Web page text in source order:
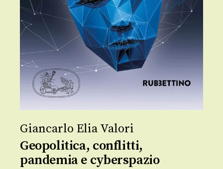
Giancarlo Elia Valori
Geopolitica, conflitti,
pandemia e cyberspazio